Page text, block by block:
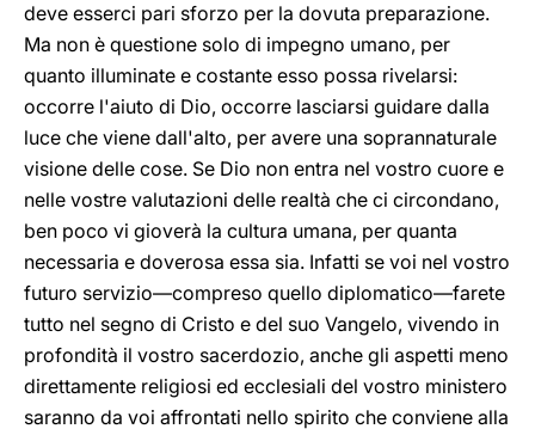
deve esserci pari sforzo per la dovuta preparazione.
Ma non è questione solo di impegno umano, per
quanto illuminate e costante esso possa rivelarsi:
occorre l'aiuto di Dio, occorre lasciarsi guidare dalla
luce che viene dall'alto, per avere una soprannaturale
visione delle cose. Se Dio non entra nel vostro cuore e
nelle vostre valutazioni delle realtà che ci circondano,
ben poco vi gioverà la cultura umana, per quanta
necessaria e doverosa essa sia. Infatti se voi nel vostro
futuro servizio—compreso quello diplomatico—farete
tutto nel segno di Cristo e del suo Vangelo, vivendo in
profondità il vostro sacerdozio, anche gli aspetti meno
direttamente religiosi ed ecclesiali del vostro ministero
saranno da voi affrontati nello spirito che conviene alla